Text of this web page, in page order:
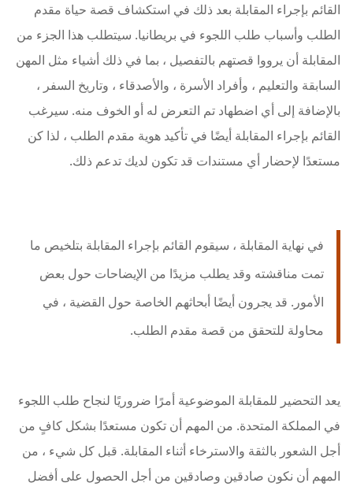
القائم بإجراء المقابلة بعد ذلك في استكشاف قصة حياة مقدم
الطلب وأسباب طلب اللجوء في بريطانيا. سيتطلب هذا الجزء من
المقابلة أن يرووا قصتهم بالتفصيل ، بما في ذلك أشياء مثل المهن
السابقة والتعليم ، وأفراد الأسرة ، والأصدقاء ، وتاريخ السفر ،
بالإضافة إلى أي اضطهاد تم التعرض له أو الخوف منه. سيرغب
القائم بإجراء المقابلة أيضًا في تأكيد هوية مقدم الطلب ، لذا كن
مستعدًا لإحضار أي مستندات قد تكون لديك تدعم ذلك.
في نهاية المقابلة ، سيقوم القائم بإجراء المقابلة بتلخيص ما
تمت مناقشته وقد يطلب مزيدًا من الإيضاحات حول بعض
الأمور. قد يجرون أيضًا أبحاثهم الخاصة حول القضية ، في
محاولة للتحقق من قصة مقدم الطلب.
يعد التحضير للمقابلة الموضوعية أمرًا ضروريًا لنجاح طلب اللجوء
في المملكة المتحدة. من المهم أن تكون مستعدًا بشكل كافٍ من
أجل الشعور بالثقة والاسترخاء أثناء المقابلة. قبل كل شيء ، من
المهم أن نكون صادقين وصادقين من أجل الحصول على أفضل